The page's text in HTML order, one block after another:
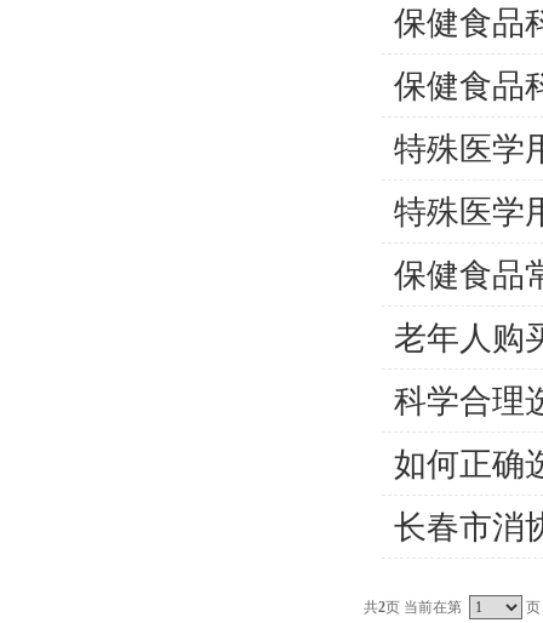
保健食品
保健食品
特殊医学
特殊医学
保健食品
老年人购
科学合理
如何正确
长春市消
共2页 当前在第 页